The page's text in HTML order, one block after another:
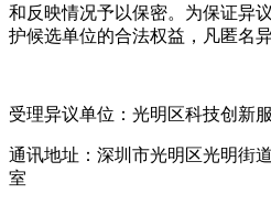
和反映情况予以保密。为保证异
护候选单位的合法权益，凡匿名
受理异议单位：光明区科技创新
通讯地址：深圳市光明区光明街
室